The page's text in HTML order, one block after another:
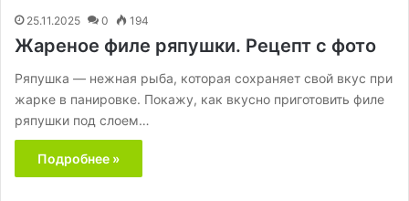
25.11.2025 0 194
Жареное филе ряпушки. Рецепт с фото
Ряпушка — нежная рыба, которая сохраняет свой вкус при
жарке в панировке. Покажу, как вкусно приготовить филе
ряпушки под слоем…
Подробнее »